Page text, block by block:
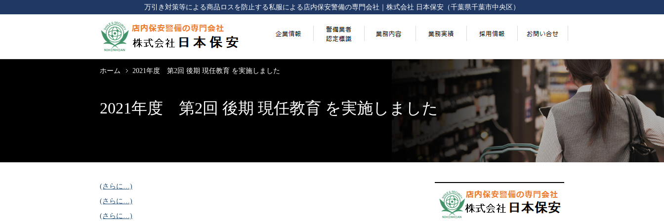
万引き対策等による商品ロスを防止する私服による店内保安警備の専門会社 株式会社 日本保安（千葉県千葉市中央区）
ホーム 2021年度 第2回 後期 現任教育 を実施しました
2021年度 第2回 後期 現任教育 を実施しました
(さらに…)
(さらに…)
(さらに…)